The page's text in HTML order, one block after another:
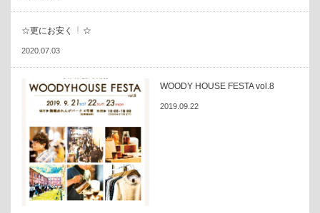
☆更にお安く ☆
2020.07.03
WOODY HOUSE FESTA vol.8
2019.09.22